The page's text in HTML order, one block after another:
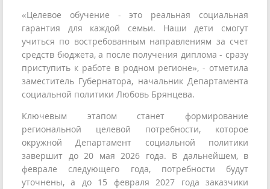
«Целевое обучение - это реальная социальная
гарантия для каждой семьи. Наши дети смогут
учиться по востребованным направлениям за счет
средств бюджета, а после получения диплома - сразу
приступить к работе в родном регионе», - отметила
заместитель Губернатора, начальник Департамента
социальной политики Любовь Брянцева.
Ключевым этапом станет формирование
региональной целевой потребности, которое
окружной Департамент социальной политики
завершит до 20 мая 2026 года. В дальнейшем, в
феврале следующего года, потребности будут
уточнены, а до 15 февраля 2027 года заказчики